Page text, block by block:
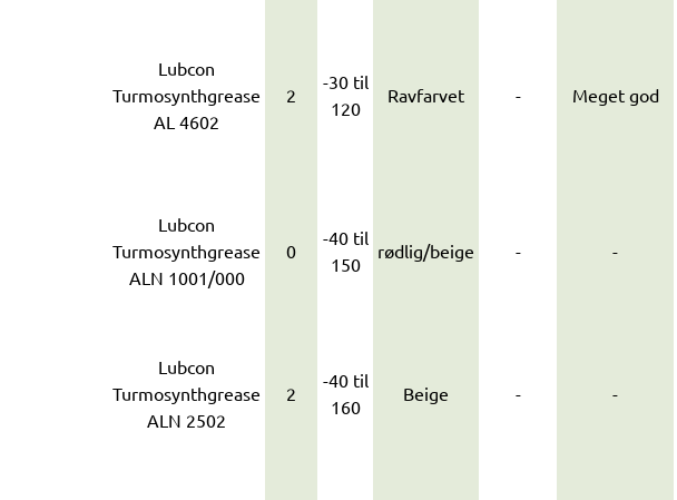
Lubcon
Turmosynthgrease
AL 4602
2
-30 til
120
Ravfarvet - Meget god
Lubcon
Turmosynthgrease
ALN 1001/000
0
-40 til
150
rødlig/beige - -
Lubcon
Turmosynthgrease
ALN 2502
2
-40 til
160
Beige - -